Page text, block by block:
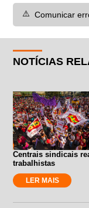
⚠️ Comunicar
NOTÍCIAS
Centrais sindicais
trabalhistas
LER MAIS